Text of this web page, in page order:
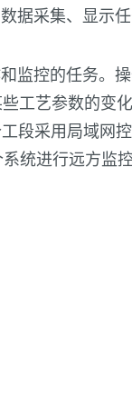
采集、显示
控的任务。
工艺参数的
段采用局域
统进行远方监控